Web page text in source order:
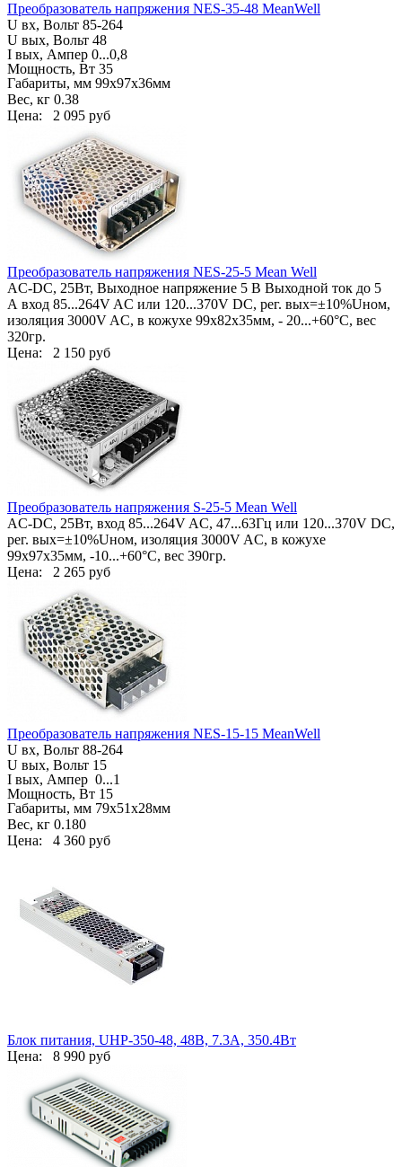
Преобразователь напряжения NES-35-48 MeanWell
U вх, Вольт 85-264
U вых, Вольт 48
I вых, Ампер 0...0,8
Мощность, Вт 35
Габариты, мм 99х97х36мм
Вес, кг 0.38
Цена: 2 095 руб
Преобразователь напряжения NES-25-5 Mean Well
AC-DC, 25Вт, Выходное напряжение 5 В Выходной ток до 5
А вход 85...264V AC или 120...370V DC, рег. вых=±10%Uном,
изоляция 3000V AC, в кожухе 99х82х35мм, - 20...+60°С, вес
320гр.
Цена: 2 150 руб
Преобразователь напряжения S-25-5 Mean Well
AC-DC, 25Вт, вход 85...264V AC, 47...63Гц или 120...370V DC,
рег. вых=±10%Uном, изоляция 3000V AC, в кожухе
99х97х35мм, -10...+60°С, вес 390гр.
Цена: 2 265 руб
Преобразователь напряжения NES-15-15 MeanWell
U вх, Вольт 88-264
U вых, Вольт 15
I вых, Ампер 0...1
Мощность, Вт 15
Габариты, мм 79х51х28мм
Вес, кг 0.180
Цена: 4 360 руб
Блок питания, UHP-350-48, 48В, 7.3А, 350.4Вт
Цена: 8 990 руб